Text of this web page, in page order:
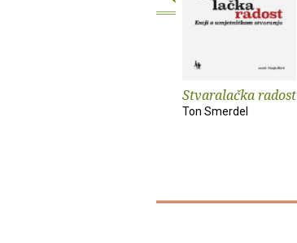
Stvaralačka radost
Ton Smerdel